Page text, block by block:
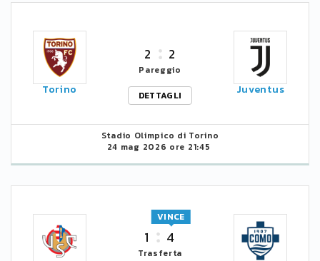
Torino
2 2
Pareggio
DETTAGLI
Juventus
Stadio Olimpico di Torino
24 mag 2026 ore 21:45
1 4
VINCE
Trasferta